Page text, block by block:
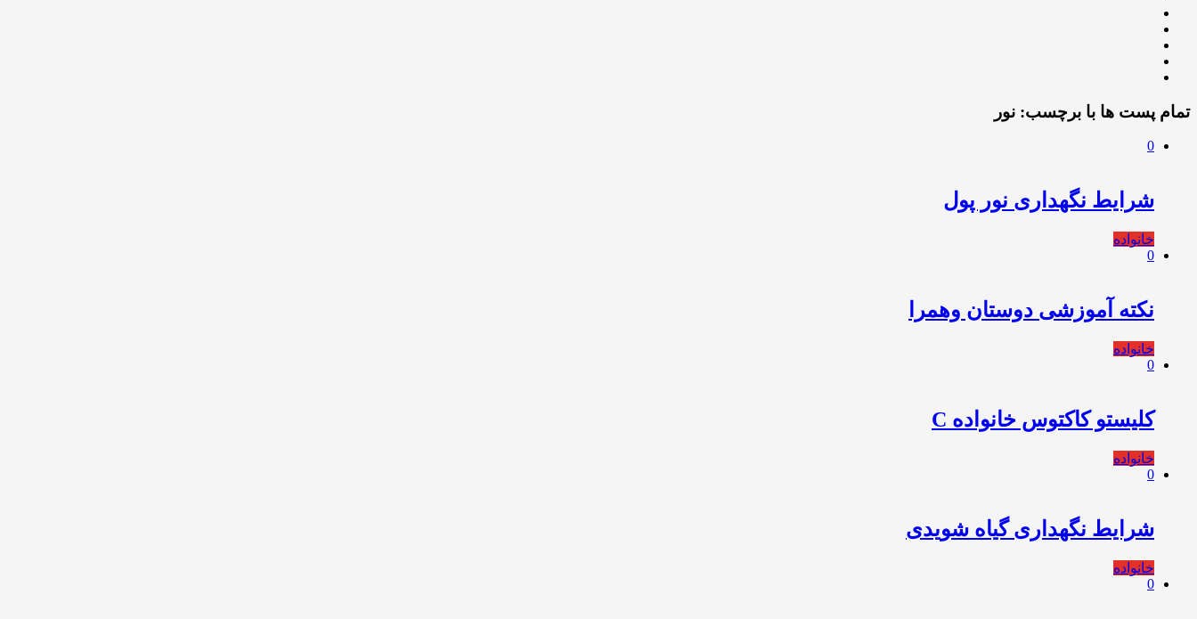
تمام پست ها با برچسب: نور
0
شرایط نگهداری نور پول
خانواده
0
نکته آموزشی دوستان وهمرا
خانواده
0
کلیستو کاکتوس خانواده C
خانواده
0
شرایط نگهداری گیاه شویدی
خانواده
0